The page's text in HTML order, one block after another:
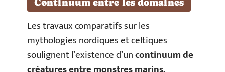
Continuum entre les domaines
Les travaux comparatifs sur les
mythologies nordiques et celtiques
soulignent l’existence d’uncontinuum de